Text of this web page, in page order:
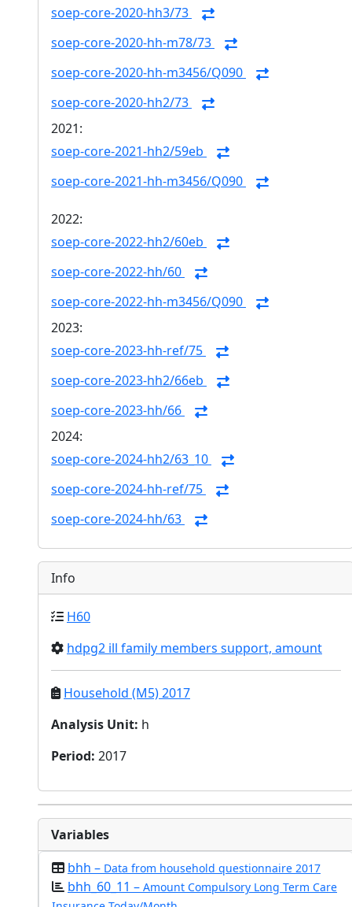
soep-core-2020-hh3/73
soep-core-2020-hh-m78/73
soep-core-2020-hh-m3456/Q090
soep-core-2020-hh2/73
2021:
soep-core-2021-hh2/59eb
soep-core-2021-hh-m3456/Q090
2022:
soep-core-2022-hh2/60eb
soep-core-2022-hh/60
soep-core-2022-hh-m3456/Q090
2023:
soep-core-2023-hh-ref/75
soep-core-2023-hh2/66eb
soep-core-2023-hh/66
2024:
soep-core-2024-hh2/63_10
soep-core-2024-hh-ref/75
soep-core-2024-hh/63
Info
H60
hdpg2 ill family members support, amount
Household (M5) 2017
Analysis Unit: h
Period: 2017
Variables
bhh – Data from household questionnaire 2017
bhh_60_11 – Amount Compulsory Long Term Care